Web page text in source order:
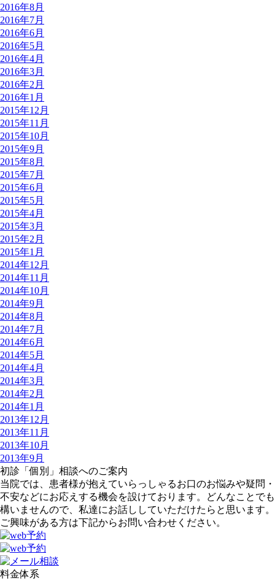
2016年8月
2016年7月
2016年6月
2016年5月
2016年4月
2016年3月
2016年2月
2016年1月
2015年12月
2015年11月
2015年10月
2015年9月
2015年8月
2015年7月
2015年6月
2015年5月
2015年4月
2015年3月
2015年2月
2015年1月
2014年12月
2014年11月
2014年10月
2014年9月
2014年8月
2014年7月
2014年6月
2014年5月
2014年4月
2014年3月
2014年2月
2014年1月
2013年12月
2013年11月
2013年10月
2013年9月
初診「個別」相談へのご案内
当院では、患者様が抱えていらっしゃるお口のお悩みや疑問・
不安などにお応えする機会を設けております。どんなことでも
構いませんので、私達にお話ししていただけたらと思います。
ご興味がある方は下記からお問い合わせください。
料金体系